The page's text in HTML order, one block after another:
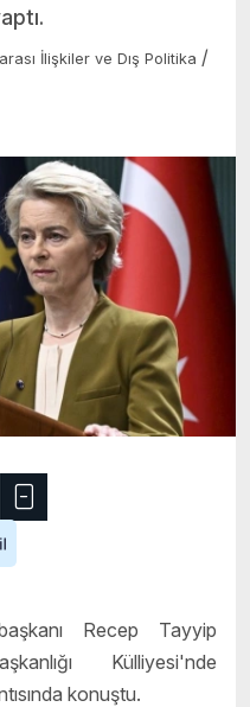
İlişkiler ve Dış Politika /
Recep Tayyip
Külliyesi'nde
konuştu.